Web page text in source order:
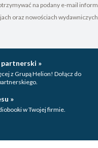
na podany e-mail
oraz nowościach wydawniczych.
»
z Grupą Helion! Dołącz do
»
w Twojej firmie.